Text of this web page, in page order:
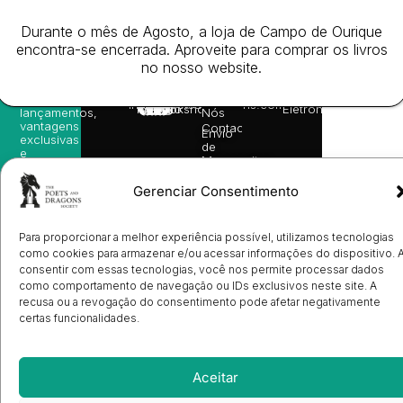
Gerenciar Consentimento
Para proporcionar a melhor experiência possível, utilizamos tecnologias
como cookies para armazenar e/ou acessar informações do dispositivo.
consentir com essas tecnologias, você nos permite processar dados
como comportamento de navegação ou IDs exclusivos neste site. A
recusa ou a revogação do consentimento pode afetar negativamente
certas funcionalidades.
Aceitar
info@poetsandragons.com
Infantil
Adulto
Bookshop
English
Autores
Eventos
Prémio
Nós
Contactos
Envio
de
Manuscritos
de
Ilustradores
Entrada
de
Livrarias
Política
de
Cookies
Eletrónico
nossas
sugestões
de
lançamentos,
vantagens
exclusivas
e
diretamente
no seu
e-mail.
Subscrever
2026
Todos
os
Durante o mês de Agosto, a loja de Campo de Ourique
encontra-se encerrada. Aproveite para comprar os livros
no nosso website.